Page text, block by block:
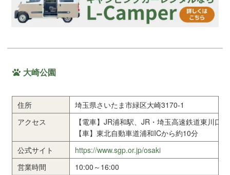
大崎公園
住所
埼玉県さいたま市緑区大崎3170-1
アクセス
【電車】JR浦和駅、JR・埼玉高速鉄道東川口
【車】東北自動車道浦和ICから約10分
公式サイト
https://www.sgp.or.jp/osaki
営業時間
10:00～16:00